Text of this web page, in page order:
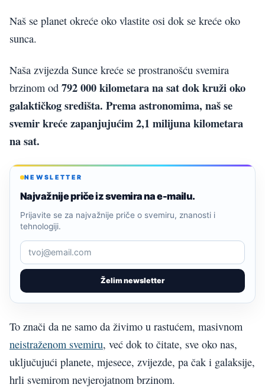
Naš se planet okreće oko vlastite osi dok se kreće oko
sunca.
Naša zvijezda Sunce kreće se prostranošću svemira
brzinom od 792 000 kilometara na sat dok kruži oko
galaktičkog središta. Prema astronomima, naš se
svemir kreće zapanjujućim 2,1 milijuna kilometara
na sat.
NEWSLETTER
Najvažnije priče iz svemira na e-mailu.
Želim newsletter
Prijavite se za najvažnije priče o svemiru, znanosti i
tehnologiji.
To znači da ne samo da živimo u rastućem, masivnom
neistraženom svemiru, već dok to čitate, sve oko nas,
uključujući planete, mjesece, zvijezde, pa čak i galaksije,
hrli svemirom nevjerojatnom brzinom.